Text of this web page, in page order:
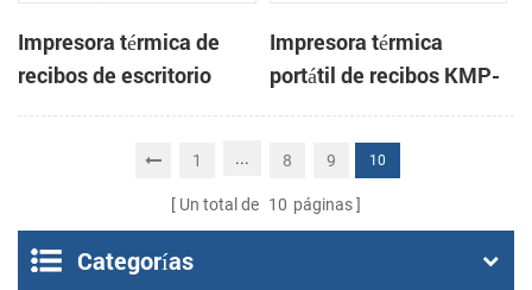
Impresora térmica de
recibos de escritorio
CSN-806 de 80 mm para
Impresora térmica
portátil de recibos KMP-
200 de 58 mm con
Bluetooth y Android
1 ... 8 9 10
Un total de 10 páginas
Categorías